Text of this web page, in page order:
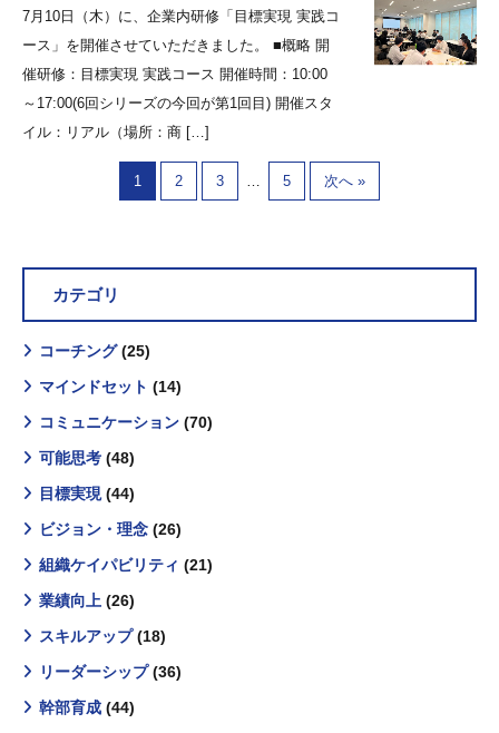
7月10日（木）に、企業内研修「目標実現 実践コ
ース」を開催させていただきました。 ■概略 開
催研修：目標実現 実践コース 開催時間：10:00
～17:00(6回シリーズの今回が第1回目) 開催スタ
イル：リアル（場所：商 […]
1 2 3 5 次へ »
カテゴリ
コーチング(25)
マインドセット (14)
コミュニケーション (70)
可能思考 (48)
目標実現(44)
ビジョン・理念 (26)
組織ケイパビリティ (21)
業績向上 (26)
スキルアップ(18)
リーダーシップ(36)
幹部育成 (44)